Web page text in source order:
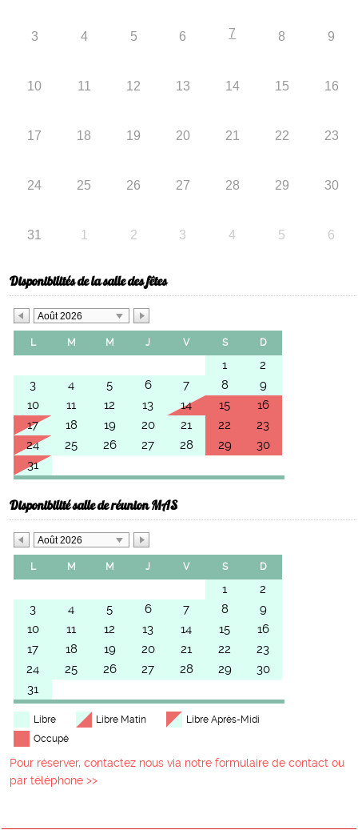
3 4 5 6 7 8 9
10 11 12 13 14 15 16
17 18 19 20 21 22 23
24 25 26 27 28 29 30
31 1 2 3 4 5 6
Disponibilités de la salle des fêtes
Août 2026
L M M J V S D
1
2
3
4 5 6 7 8
9
10
11 12 13 14 15
16
17
18 19 20 21 22
23
24
25 26 27 28 29
30
31
Disponibilité salle de réunion MAS
Août 2026
L M M J V S D
1
2
3
4 5 6 7 8
9
10
11 12 13 14 15
16
17
18 19 20 21 22
23
24
25 26 27 28 29
30
31
Libre Libre Matin
Libre Après-Midi
Occupé
Pour réserver, contactez nous via notre formulaire de contact ou
par téléphone >>